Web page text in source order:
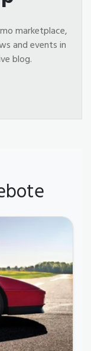
marketplace,
and events in
blog.